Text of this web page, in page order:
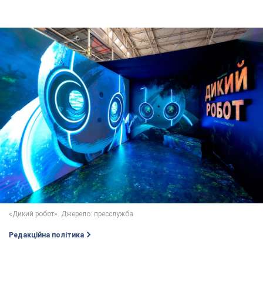
Редакційна політика